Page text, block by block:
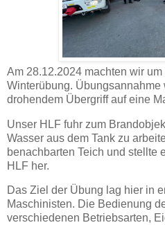
Am 28.12.2024 machten wir
Winterübung. Übungsannahme
drohendem Übergriff auf eine
Unser HLF fuhr zum
Wasser aus dem Tank zu
benachbarten Teich und stellte
HLF her.
Das Ziel der Übung lag hier in
Maschinisten. Die Bedienung
verschiedenen Betriebsarten,